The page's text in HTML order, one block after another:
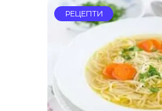
РЕЦЕПТИ